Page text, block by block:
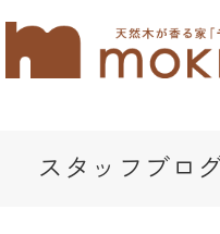
スタッフブロ